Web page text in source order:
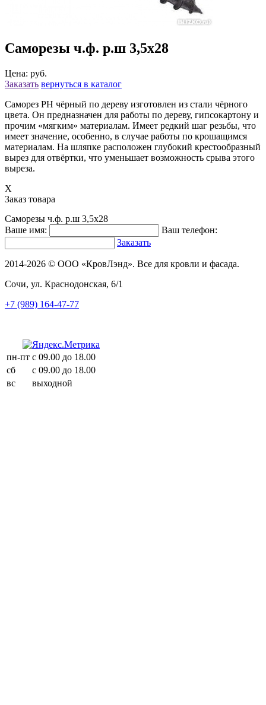
Саморезы ч.ф. р.ш 3,5х28
Цена: руб.
Заказать вернуться в каталог
Саморез РН чёрный по дереву изготовлен из стали чёрного
цвета. Он предназначен для работы по дереву, гипсокартону и
прочим «мягким» материалам. Имеет редкий шаг резьбы, что
имеет значение, особенно, в случае работы по крошащимся
материалам. На шляпке расположен глубокий крестообразный
вырез для отвёртки, что уменьшает возможность срыва этого
выреза.
X
Заказ товара
Саморезы ч.ф. р.ш 3,5х28
Ваше имя:
Ваш телефон:
Заказать
2014-2026 © ООО «КровЛэнд». Все для кровли и фасада.
Сочи, ул. Краснодонская, 6/1
+7 (989) 164-47-77
пн-пт с 09.00 до 18.00
сб
с 09.00 до 18.00
вс
выходной